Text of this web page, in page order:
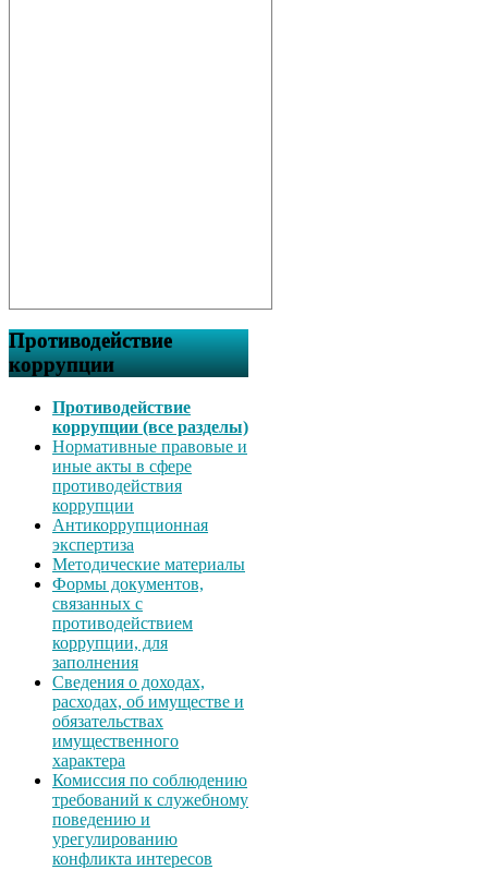
Противодействие
коррупции
Противодействие
коррупции (все разделы)
Нормативные правовые и
иные акты в сфере
противодействия
коррупции
Антикоррупционная
экспертиза
Методические материалы
Формы документов,
связанных с
противодействием
коррупции, для
заполнения
Сведения о доходах,
расходах, об имуществе и
обязательствах
имущественного
характера
Комиссия по соблюдению
требований к служебному
поведению и
урегулированию
конфликта интересов